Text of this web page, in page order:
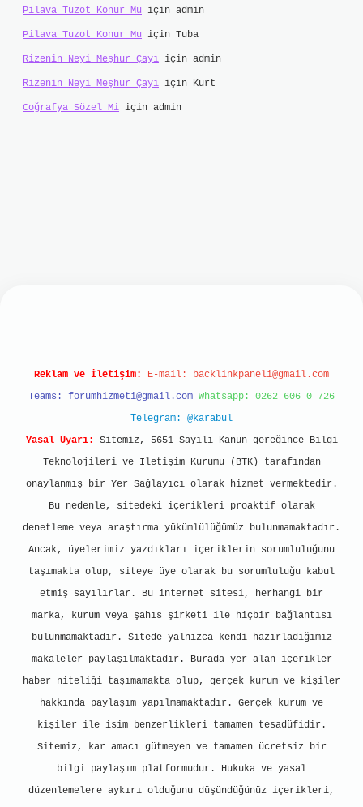
Pilava Tuzot Konur Mu için admin
Pilava Tuzot Konur Mu için Tuba
Rizenin Neyi Meşhur Çayı için admin
Rizenin Neyi Meşhur Çayı için Kurt
Coğrafya Sözel Mi için admin
Reklam ve İletişim: E-mail: backlinkpaneli@gmail.com
Teams: forumhizmeti@gmail.com Whatsapp: 0262 606 0 726
Telegram: @karabul
Yasal Uyarı:
Sitemiz, 5651 Sayılı Kanun gereğince Bilgi
Teknolojileri ve İletişim Kurumu (BTK) tarafından
onaylanmış bir Yer Sağlayıcı olarak hizmet vermektedir.
Bu nedenle, sitedeki içerikleri proaktif olarak
denetleme veya araştırma yükümlülüğümüz bulunmamaktadır.
Ancak, üyelerimiz yazdıkları içeriklerin sorumluluğunu
taşımakta olup, siteye üye olarak bu sorumluluğu kabul
etmiş sayılırlar. Bu internet sitesi, herhangi bir
marka, kurum veya şahıs şirketi ile hiçbir bağlantısı
bulunmamaktadır. Sitede yalnızca kendi hazırladığımız
makaleler paylaşılmaktadır. Burada yer alan içerikler
haber niteliği taşımamakta olup, gerçek kurum ve kişiler
hakkında paylaşım yapılmamaktadır. Gerçek kurum ve
kişiler ile isim benzerlikleri tamamen tesadüfidir.
Sitemiz, kar amacı gütmeyen ve tamamen ücretsiz bir
bilgi paylaşım platformudur. Hukuka ve yasal
düzenlemelere aykırı olduğunu düşündüğünüz içerikleri,